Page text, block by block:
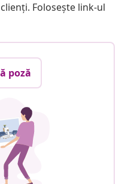
Folosește link-ul
poză